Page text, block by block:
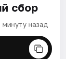
сбор
назад